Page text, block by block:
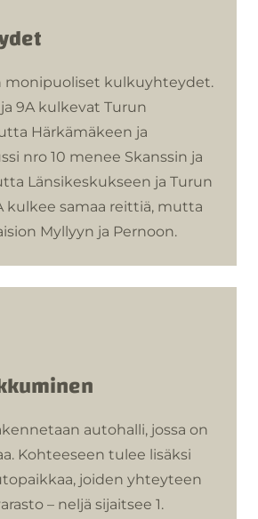
monipuoliset kulkuyhteydet.
9A kulkevat Turun
Härkämäkeen ja
nro 10 menee Skanssin ja
Länsikeskukseen ja Turun
kulkee samaa reittiä, mutta
Myllyyn ja Pernoon.
autohalli, jossa on
Kohteeseen tulee lisäksi
joiden yhteyteen
– neljä sijaitsee 1.